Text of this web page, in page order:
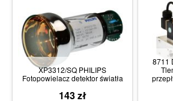
XP3312/SQ PHILIPS
Fotopowielacz detektor światła
143 zł
8711